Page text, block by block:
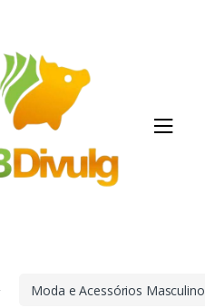
Moda e Acessórios Masculino